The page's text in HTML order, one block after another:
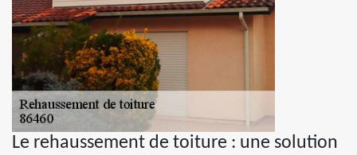
Le rehaussement de toiture : une solution